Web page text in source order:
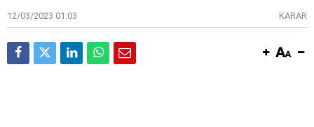
12/03/2023 01:03 KARAR